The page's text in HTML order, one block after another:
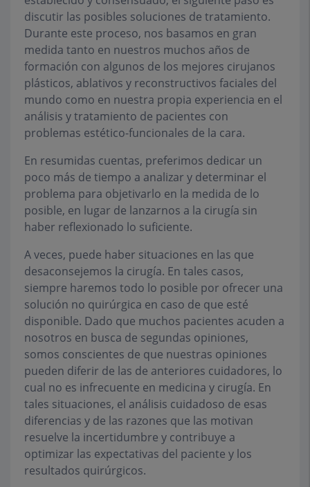
discutir las posibles soluciones de tratamiento.
Durante este proceso, nos basamos en gran
medida tanto en nuestros muchos años de
formación con algunos de los mejores cirujanos
plásticos, ablativos y reconstructivos faciales del
mundo como en nuestra propia experiencia en el
análisis y tratamiento de pacientes con
problemas estético-funcionales de la cara.
En resumidas cuentas, preferimos dedicar un
poco más de tiempo a analizar y determinar el
problema para objetivarlo en la medida de lo
posible, en lugar de lanzarnos a la cirugía sin
haber reflexionado lo suficiente.
A veces, puede haber situaciones en las que
desaconsejemos la cirugía. En tales casos,
siempre haremos todo lo posible por ofrecer una
solución no quirúrgica en caso de que esté
disponible. Dado que muchos pacientes acuden a
nosotros en busca de segundas opiniones,
somos conscientes de que nuestras opiniones
pueden diferir de las de anteriores cuidadores, lo
cual no es infrecuente en medicina y cirugía. En
tales situaciones, el análisis cuidadoso de esas
diferencias y de las razones que las motivan
resuelve la incertidumbre y contribuye a
optimizar las expectativas del paciente y los
resultados quirúrgicos.